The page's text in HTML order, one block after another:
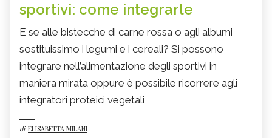
sportivi: come integrarle
E se alle bistecche di carne rossa o agli albumi
sostituissimo i legumi e i cereali? Si possono
integrare nell’alimentazione degli sportivi in
maniera mirata oppure è possibile ricorrere agli
integratori proteici vegetali
di ELISABETTA MILANI